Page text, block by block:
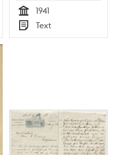
Tid
1941
Typ
Text